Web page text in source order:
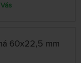
60x22,5 mm